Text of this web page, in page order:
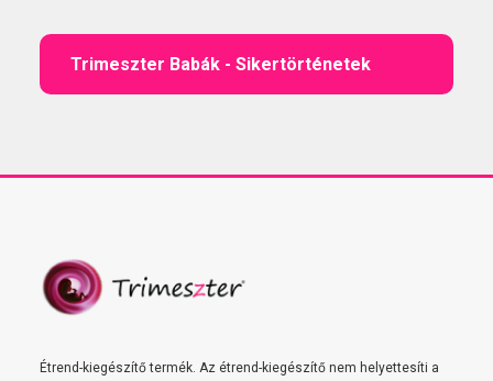
Trimeszter Babák - Sikertörténetek
Étrend-kiegészítő termék. Az étrend-kiegészítő nem helyettesíti a